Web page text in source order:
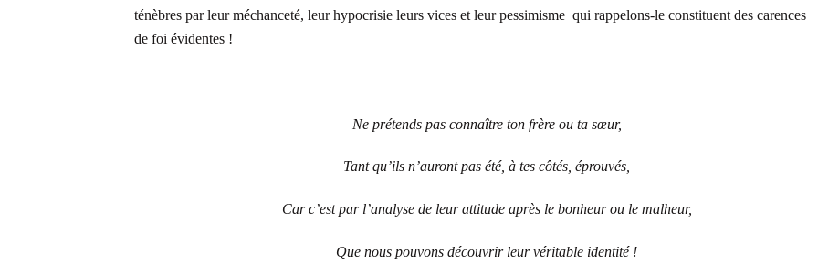
ténèbres par leur méchanceté, leur hypocrisie leurs vices et leur pessimisme qui rappelons-le constituent des carences
de foi évidentes !
Ne prétends pas connaître ton frère ou ta sœur,
Tant qu’ils n’auront pas été, à tes côtés, éprouvés,
Car c’est par l’analyse de leur attitude après le bonheur ou le malheur,
Que nous pouvons découvrir leur véritable identité !